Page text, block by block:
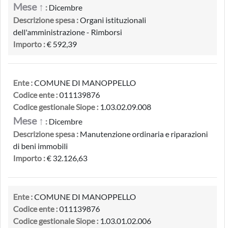
Mese ↑ : Dicembre
Descrizione spesa :Organi istituzionali
dell'amministrazione - Rimborsi
Importo :€ 592,39
Ente :COMUNE DI MANOPPELLO
Codice ente :011139876
Codice gestionale Siope : 1.03.02.09.008
Mese ↑ : Dicembre
Descrizione spesa : Manutenzione ordinaria e riparazioni
di beni immobili
Importo :€ 32.126,63
Ente :COMUNE DI MANOPPELLO
Codice ente :011139876
Codice gestionale Siope : 1.03.01.02.006